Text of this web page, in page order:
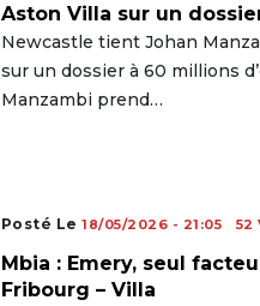
Aston Villa sur un
Newcastle tient Johan
sur un dossier à 60 millions
Manzambi prend…
Posté Le18/05/2026 - 21:05 52
Mbia : Emery, seul
Fribourg – Villa